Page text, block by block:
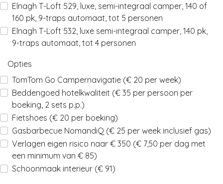
Elnagh T-Loft 529, luxe, semi-integraal camper, 140 of
160 pk, 9-traps automaat, tot 5 personen
Elnagh T-Loft 532, luxe semi-integraal camper, 140 pk,
9-traps automaat, tot 4 personen
Opties
TomTom Go Campernavigatie (€ 20 per week)
Beddengoed hotelkwaliteit (€ 35 per persoon per
boeking, 2 sets p.p.)
Fietshoes (€ 20 per boeking)
Gasbarbecue NomandiQ (€ 25 per week inclusief gas)
Verlagen eigen risico naar € 350 (€ 7,50 per dag met
een minimum van € 85)
Schoonmaak interieur (€ 91)